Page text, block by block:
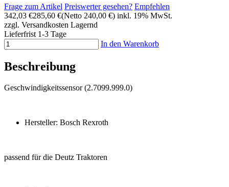
Frage zum Artikel Preiswerter gesehen? Empfehlen
342,03 €285,60 €(Netto 240,00 €) inkl. 19% MwSt.
zzgl. Versandkosten Lagernd
Lieferfrist 1-3 Tage
In den Warenkorb
Beschreibung
Geschwindigkeitssensor (2.7099.999.0)
Hersteller: Bosch Rexroth
passend für die Deutz Traktoren